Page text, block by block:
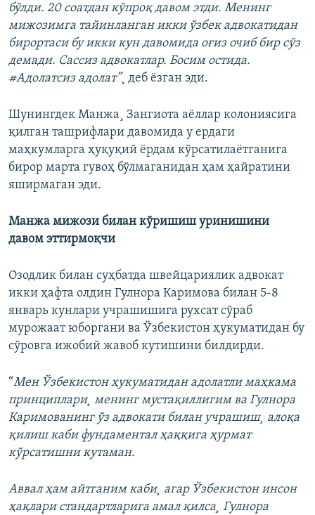
бўлди. 20 соатдан кўпроқ давом этди. Менинг
мижозимга тайинланган икки ўзбек адвокатидан
бирортаси бу икки кун давомида оғиз очиб бирсўз
демади. Сассиз адвокатлар. Босим остида.
#Адолатсиз адолат”¸ деб ëзган эди.
Шунингдек Манжа¸ Зангиота аëллар колониясига
қилган ташрифлари давомида у ердаги
маҳкумларга ҳуқуқий ëрдам кўрсатилаëтганига
бирор марта гувоҳ бўлмаганидан ҳам ҳайратини
яширмаган эди.
Манжа мижози билан кўришиш уринишини
давом эттирмоқчи
Озодлик билан суҳбатда швейцариялик адвокат
икки ҳафта олдин Гулнора Каримова билан 5-8
январь кунлари учрашишига рухсат сўраб
мурожаат юборгани ва Ўзбекистон ҳукуматидан бу
сўровга ижобий жавоб кутишини билдирди.
“Мен Ўзбекистон ҳукуматидан адолатли маҳкама
принциплари¸ менинг мустақиллигим ва Гулнора
Каримованинг ўз адвокати билан учрашиш¸ алоқа
қилиш каби фундаментал ҳаққига ҳурмат
кўрсатишни кутаман.
Аввал ҳам айтганим каби¸ агар Ўзбекистон инсон
ҳақлари стандартларига амал қилса¸ Гулнора